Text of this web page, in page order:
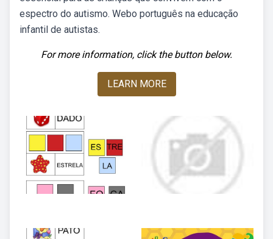
espectro do autismo. Webo português na educação
infantil de autistas.
For more information, click the button below.
LEARN MORE